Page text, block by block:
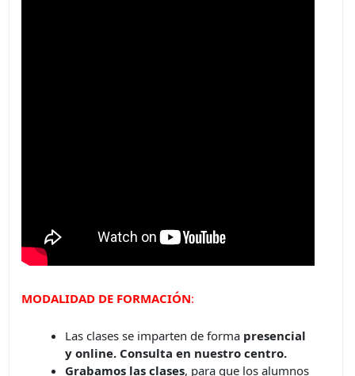
MODALIDAD DE FORMACIÓN:
Las clases se imparten de forma presencial
y online. Consulta en nuestro centro.
Grabamos las clases, para que los alumnos